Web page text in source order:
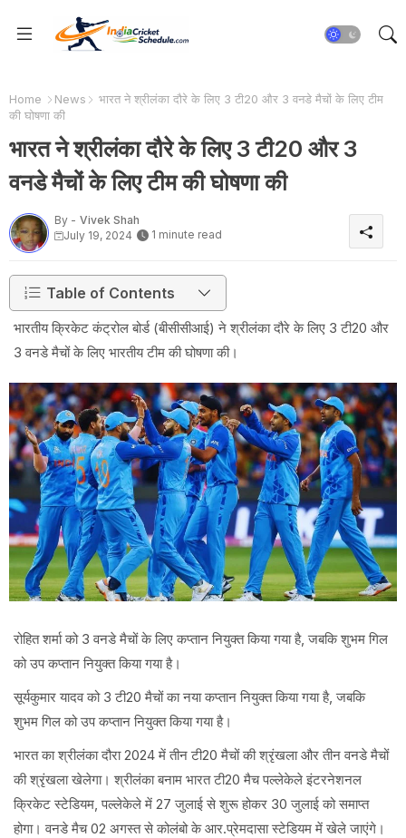
Home News
भारत ने श्रीलंका दौरे के लिए 3 टी20 और 3 वनडे मैचों के लिए टीम
की घोषणा की
भारत ने श्रीलंका दौरे के लिए 3 टी20 और 3
वनडे मैचों के लिए टीम की घोषणा की
By - Vivek Shah
July 19, 2024
1 minute read
Table of Contents
भारतीय क्रिकेट कंट्रोल बोर्ड (बीसीसीआई) ने श्रीलंका दौरे के लिए 3 टी20 और
3 वनडे मैचों के लिए भारतीय टीम की घोषणा की।
रोहित शर्मा को 3 वनडे मैचों के लिए कप्तान नियुक्त किया गया है, जबकि शुभम गिल
को उप कप्तान नियुक्त किया गया है।
सूर्यकुमार यादव को 3 टी20 मैचों का नया कप्तान नियुक्त किया गया है, जबकि
शुभम गिल को उप कप्तान नियुक्त किया गया है।
भारत का श्रीलंका दौरा 2024 में तीन टी20 मैचों की श्रृंखला और तीन वनडे मैचों
की श्रृंखला खेलेगा। श्रीलंका बनाम भारत टी20 मैच पल्लेकेले इंटरनेशनल
क्रिकेट स्टेडियम, पल्लेकेले में 27 जुलाई से शुरू होकर 30 जुलाई को समाप्त
होगा। वनडे मैच 02 अगस्त से कोलंबो के आर.प्रेमदासा स्टेडियम में खेले जाएंगे।